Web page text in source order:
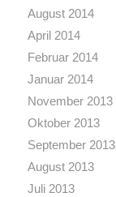
August 2014
April 2014
Februar 2014
Januar 2014
November 2013
Oktober 2013
September 2013
August 2013
Juli 2013